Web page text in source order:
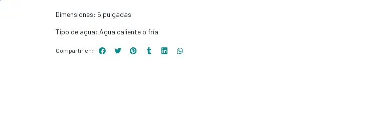
Dimensiones: 6 pulgadas
Tipo de agua: Agua caliente o fría
Compartir en: